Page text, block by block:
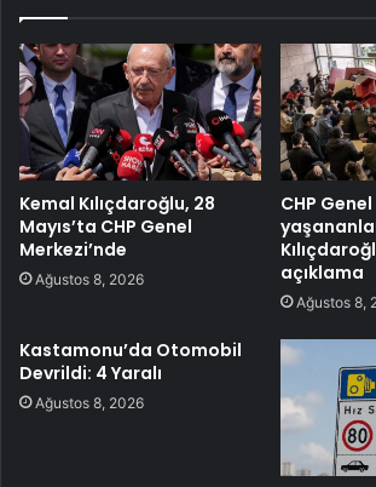
Kemal Kılıçdaroğlu, 28
Mayıs’ta CHP Genel
Merkezi’nde
Ağustos 8, 2026
CHP
açıklama
Ağustos 8,
Kastamonu’da Otomobil
Devrildi: 4 Yaralı
Ağustos 8, 2026